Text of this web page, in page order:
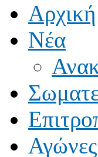
Αρχική
Νέα
Αγώνες